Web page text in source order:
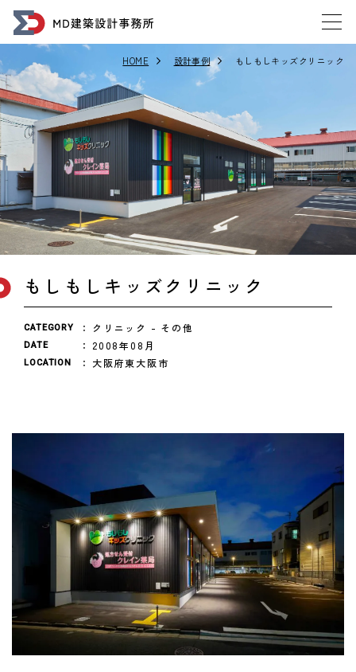
HOME 設計事例 もしもしキッズクリニック
もしもしキッズクリニック
CATEGORY クリニック その他
DATE 2008年08月
LOCATION 大阪府東大阪市